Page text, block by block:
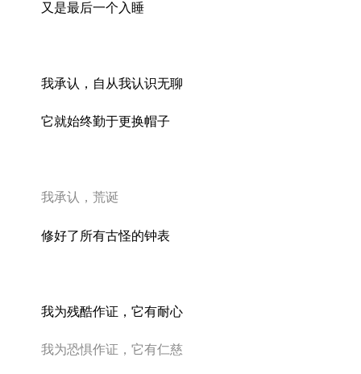
又是最后一个入睡
我承认，自从我认识无聊
它就始终勤于更换帽子
我承认，荒诞
修好了所有古怪的钟表
我为残酷作证，它有耐心
我为恐惧作证，它有仁慈